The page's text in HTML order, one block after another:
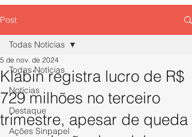
Post
Todas Notícias
Notícias
Destaque
Ações Sinpapel
Todas Notícias
Klabin registra lucro de R$
729 milhões no terceiro
trimestre, apesar de queda
5 de nov. de 2024